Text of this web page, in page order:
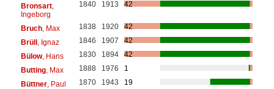
Bronsart,
Ingeborg
1840 1913 42
Bruch, Max 1838 1920
42
Brüll, Ignaz 1846 1907
42
Bülow, Hans 1830 1894
42
Butting, Max 1888 1976
1
Büttner, Paul 1870 1943
19